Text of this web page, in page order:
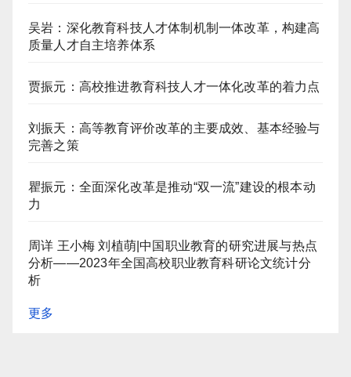
吴岩：深化教育科技人才体制机制一体改革，构建高
质量人才自主培养体系
贾振元：高校推进教育科技人才一体化改革的着力点
刘振天：高等教育评价改革的主要成效、基本经验与
完善之策
瞿振元：全面深化改革是推动“双一流”建设的根本动
力
周详 王小梅 刘植萌|中国职业教育的研究进展与热点
分析——2023年全国高校职业教育科研论文统计分
析
更多